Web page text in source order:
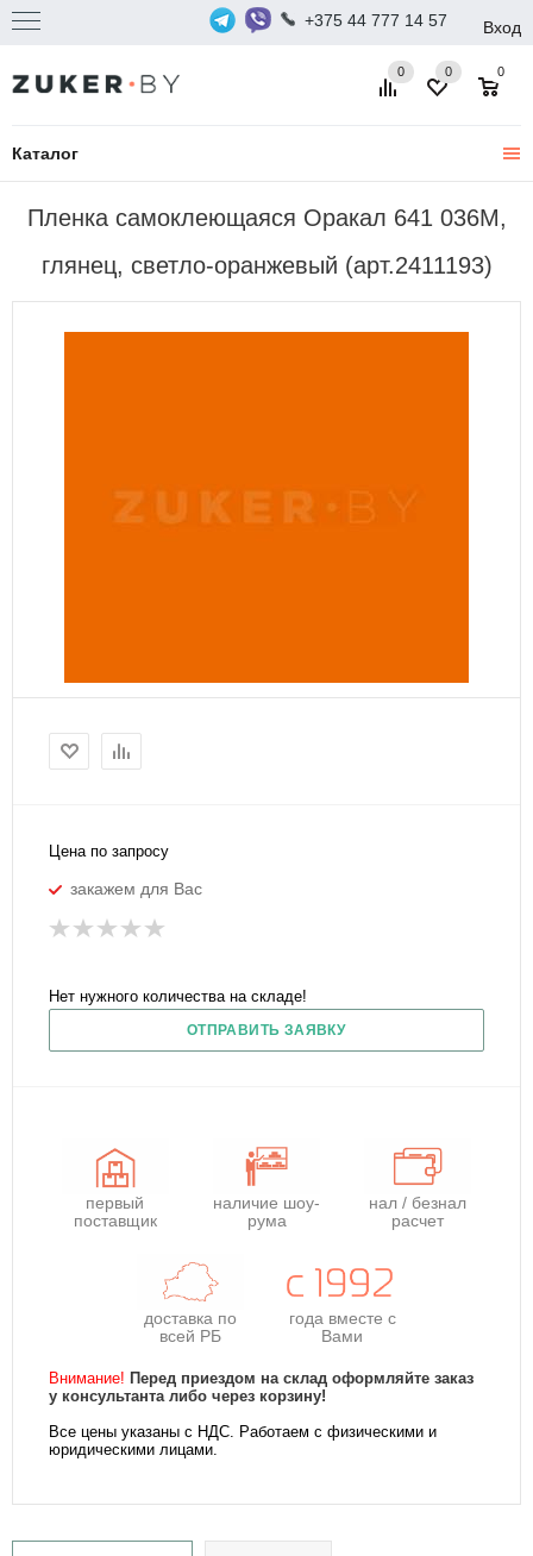
+375 44 777 14 57 Вход
Каталог
0 0
0
Пленка самоклеющаяся Оракал 641 036M,
глянец, светло-оранжевый (арт.2411193)
Цена по запросу
закажем для Вас
Нет нужного количества на складе!
ОТПРАВИТЬ ЗАЯВКУ
первый
поставщик
наличие шоу-
рума
нал / безнал
расчет
доставка по
всей РБ
года вместе с
Вами
Внимание! Перед приездом на склад оформляйте заказ
у консультанта либо через корзину!
Все цены указаны с НДС. Работаем с физическими и
юридическими лицами.